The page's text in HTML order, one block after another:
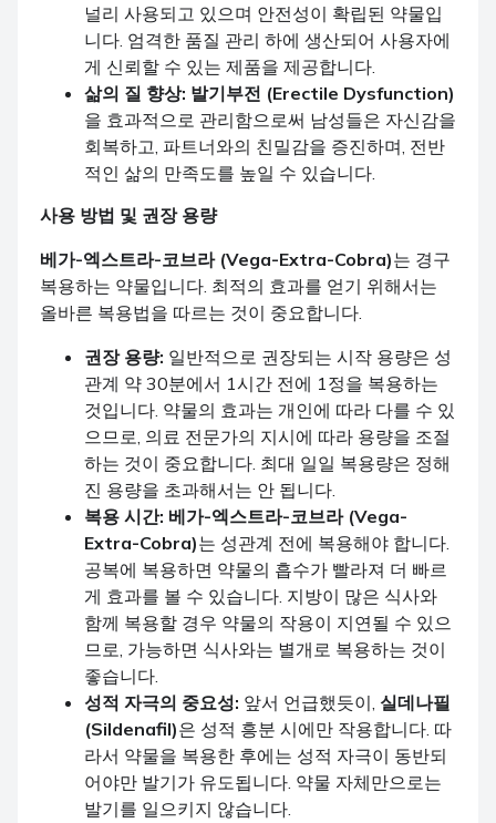
널리 사용되고 있으며 안전성이 확립된 약물입
니다. 엄격한 품질 관리 하에 생산되어 사용자에
게 신뢰할 수 있는 제품을 제공합니다.
삶의 질 향상: 발기부전 (Erectile Dysfunction)
을 효과적으로 관리함으로써 남성들은 자신감을
회복하고, 파트너와의 친밀감을 증진하며, 전반
적인 삶의 만족도를 높일 수 있습니다.
사용 방법 및 권장 용량
베가-엑스트라-코브라 (Vega-Extra-Cobra)는 경구
복용하는 약물입니다. 최적의 효과를 얻기 위해서는
올바른 복용법을 따르는 것이 중요합니다.
권장 용량: 일반적으로 권장되는 시작 용량은 성
관계 약 30분에서 1시간 전에 1정을 복용하는
것입니다. 약물의 효과는 개인에 따라 다를 수 있
으므로, 의료 전문가의 지시에 따라 용량을 조절
하는 것이 중요합니다. 최대 일일 복용량은 정해
진 용량을 초과해서는 안 됩니다.
복용 시간: 베가-엑스트라-코브라 (Vega-
Extra-Cobra)는 성관계 전에 복용해야 합니다.
공복에 복용하면 약물의 흡수가 빨라져 더 빠르
게 효과를 볼 수 있습니다. 지방이 많은 식사와
함께 복용할 경우 약물의 작용이 지연될 수 있으
므로, 가능하면 식사와는 별개로 복용하는 것이
좋습니다.
성적 자극의 중요성: 앞서 언급했듯이, 실데나필
(Sildenafil)은 성적 흥분 시에만 작용합니다. 따
라서 약물을 복용한 후에는 성적 자극이 동반되
어야만 발기가 유도됩니다. 약물 자체만으로는
발기를 일으키지 않습니다.